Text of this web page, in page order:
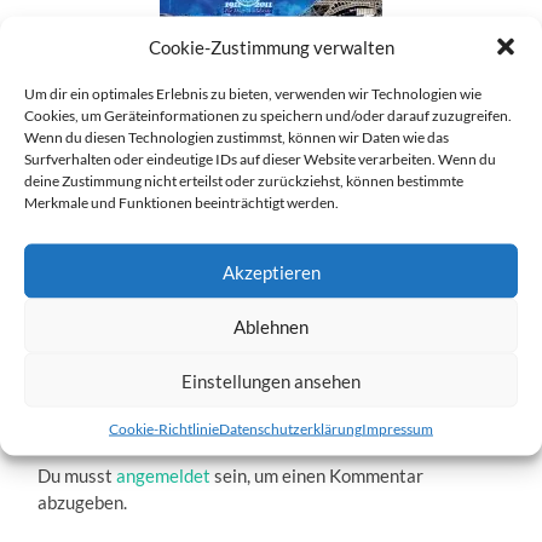
Cookie-Zustimmung verwalten
Um dir ein optimales Erlebnis zu bieten, verwenden wir Technologien wie
Cookies, um Geräteinformationen zu speichern und/oder darauf zuzugreifen.
Wenn du diesen Technologien zustimmst, können wir Daten wie das
Surfverhalten oder eindeutige IDs auf dieser Website verarbeiten. Wenn du
deine Zustimmung nicht erteilst oder zurückziehst, können bestimmte
Merkmale und Funktionen beeinträchtigt werden.
Akzeptieren
Ablehnen
Einstellungen ansehen
Cookie-RichtlinieDatenschutzerklärungImpressum
worlddog2011.jpg
4. DEZEMBER 2016 184 184 PX
Schreibe einen Kommentar
Du musstangemeldet sein, um einen Kommentar
abzugeben.